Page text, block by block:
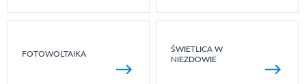
FOTOWOLTAIKA
ŚWIETLICA W
NIEZDOWIE